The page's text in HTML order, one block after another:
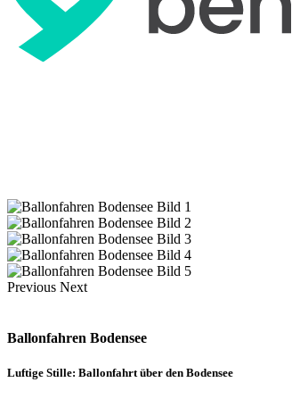
Previous Next
Ballonfahren Bodensee
Luftige Stille: Ballonfahrt über den Bodensee